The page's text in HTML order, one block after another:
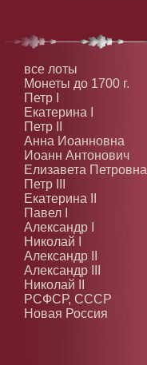
все лоты
Монеты до 1700 г.
Петр I
Екатерина I
Петр II
Анна Иоанновна
Иоанн Антонович
Елизавета Петровна
Петр III
Екатерина II
Павел I
Александр I
Николай I
Александр II
Александр III
Николай II
РСФСР, СССР
Новая Россия